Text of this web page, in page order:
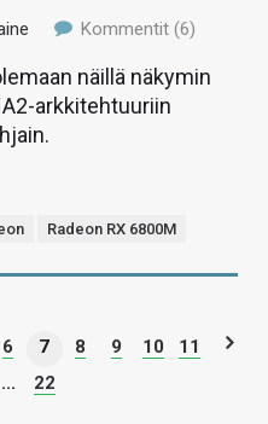
Kommentit (6)
näillä näkymin
arkkitehtuuriin
Radeon RX 6800M
6 7 8 9 10
11
... 22